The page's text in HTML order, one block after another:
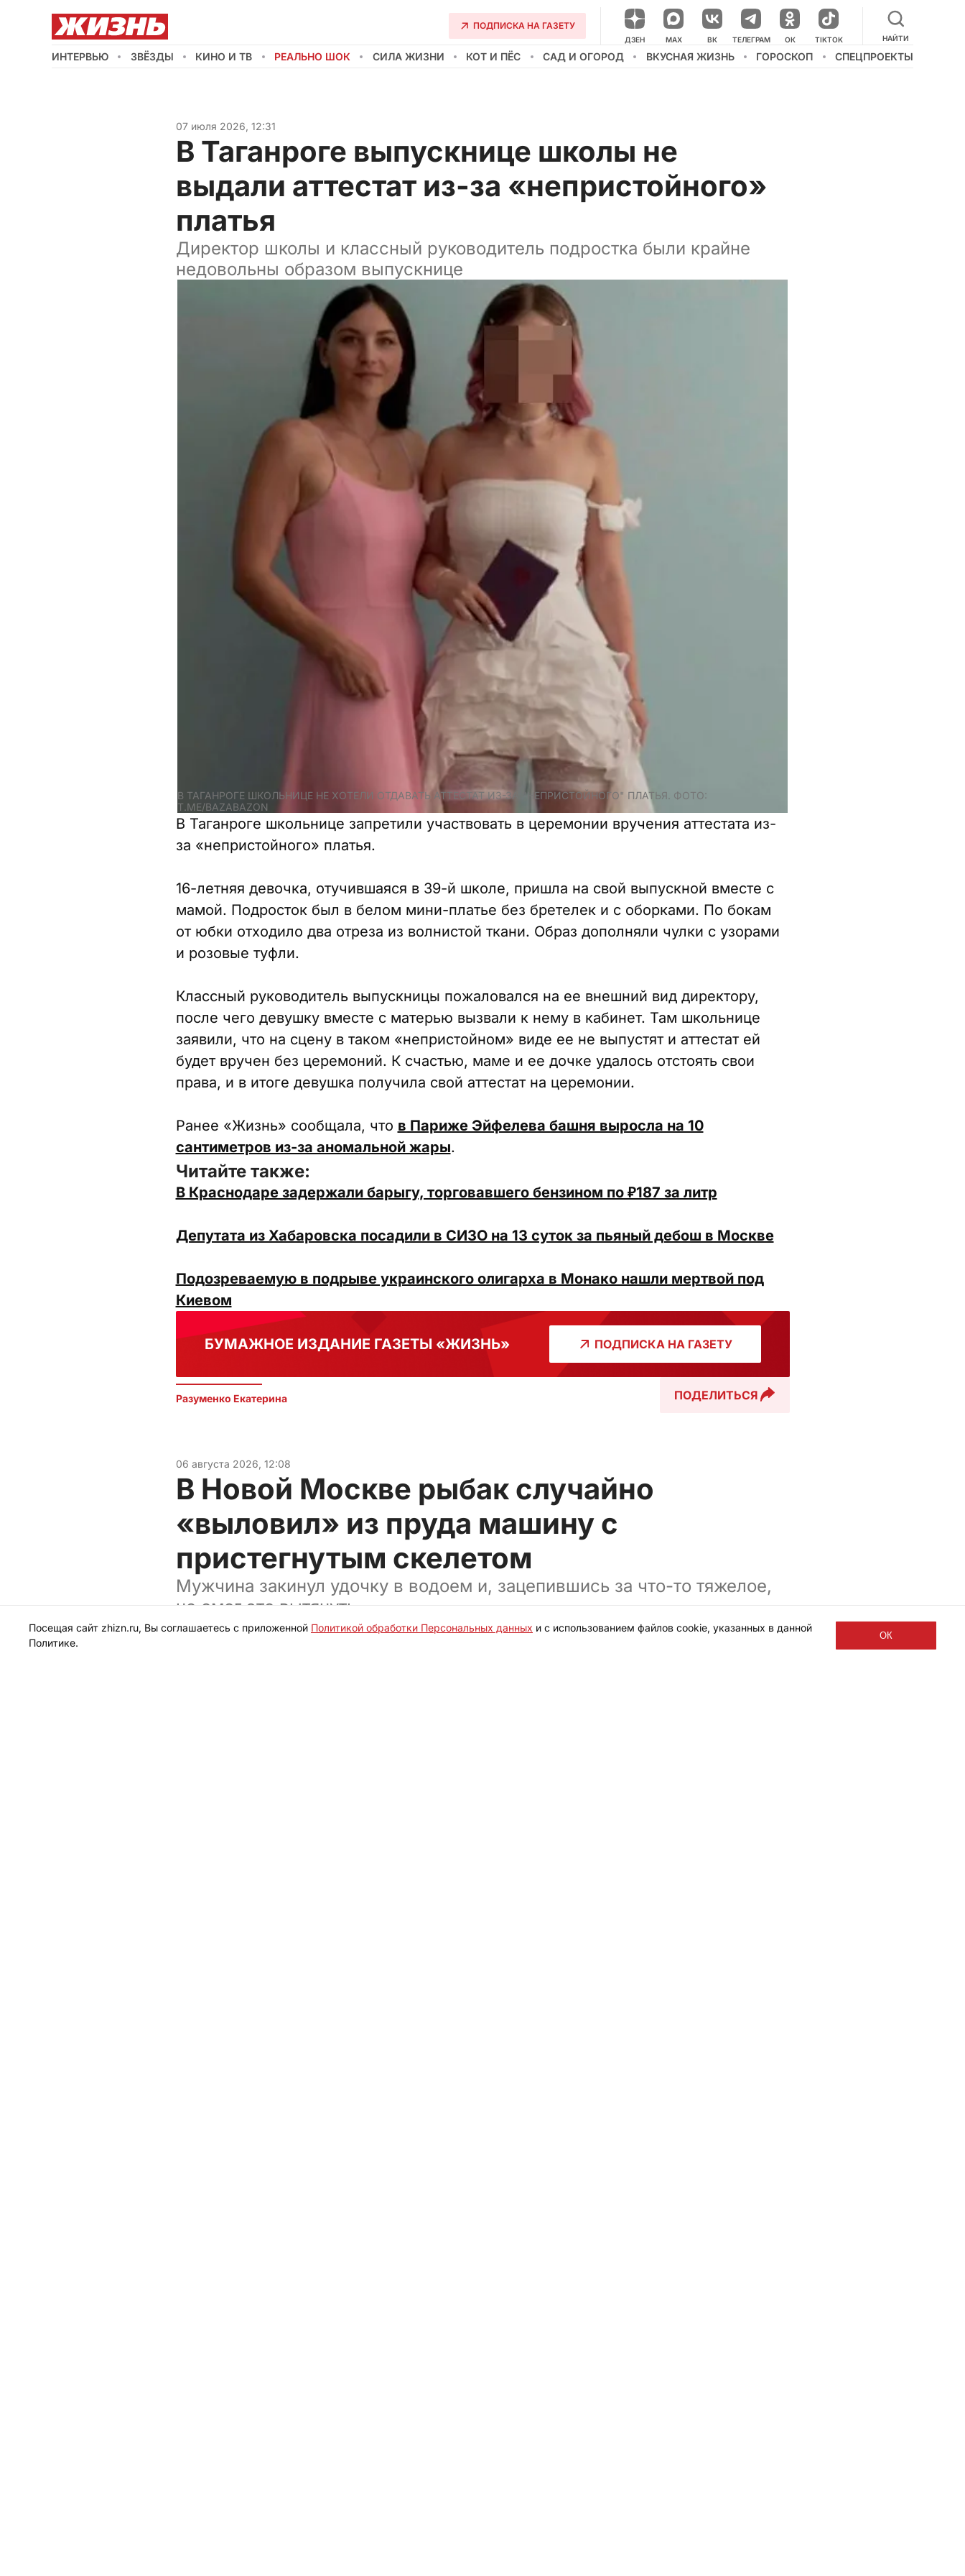
ПОДПИСКА НА ГАЗЕТУ
ДЗЕН НАШ КАНАЛ В МЕССЕНДЖЕРЕ
MAX ВК ТЕЛЕГРАМ ОК TIKTOK НАЙТИ
ИНТЕРВЬЮ ЗВЁЗДЫ КИНО И ТВ РЕАЛЬНО ШОК СИЛА ЖИЗНИ КОТ И ПЁС САД И ОГОРОД ВКУСНАЯ ЖИЗНЬ ГОРОСКОП СПЕЦПРОЕКТЫ
07 июля 2026, 12:31
В Таганроге выпускнице школы не
выдали аттестат из-за «непристойного»
платья
Директор школы и классный руководитель подростка были крайне
недовольны образом выпускнице
В ТАГАНРОГЕ ШКОЛЬНИЦЕ НЕ ХОТЕЛИ ОТДАВАТЬ АТТЕСТАТ ИЗ-ЗА "НЕПРИСТОЙНОГО" ПЛАТЬЯ. ФОТО:
T.ME/BAZABAZON
В Таганроге школьнице запретили участвовать в церемонии вручения аттестата из-
за «непристойного» платья.
16-летняя девочка, отучившаяся в 39-й школе, пришла на свой выпускной вместе с
мамой. Подросток был в белом мини-платье без бретелек и с оборками. По бокам
от юбки отходило два отреза из волнистой ткани. Образ дополняли чулки с узорами
и розовые туфли.
Классный руководитель выпускницы пожаловался на ее внешний вид директору,
после чего девушку вместе с матерью вызвали к нему в кабинет. Там школьнице
заявили, что на сцену в таком «непристойном» виде ее не выпустят и аттестат ей
будет вручен без церемоний. К счастью, маме и ее дочке удалось отстоять свои
права, и в итоге девушка получила свой аттестат на церемонии.
Ранее «Жизнь» сообщала, что в Париже Эйфелева башня выросла на 10
сантиметров из-за аномальной жары.
Читайте также:
В Краснодаре задержали барыгу, торговавшего бензином по ₽187 за литр
Депутата из Хабаровска посадили в СИЗО на 13 суток за пьяный дебош в Москве
Подозреваемую в подрыве украинского олигарха в Монако нашли мертвой под
Киевом
БУМАЖНОЕ ИЗДАНИЕ ГАЗЕТЫ «ЖИЗНЬ» ПОДПИСКА НА ГАЗЕТУ
Разуменко Екатерина ПОДЕЛИТЬСЯ
06 августа 2026, 12:08
В Новой Москве рыбак случайно
«выловил» из пруда машину с
пристегнутым скелетом
Мужчина закинул удочку в водоем и, зацепившись за что-то тяжелое,
не смог это вытянуть
Посещая сайт zhizn.ru, Вы соглашаетесь с приложенной Политикой обработки Персональных данных и с использованием файлов cookie, указанных в данной
Политике.
ОК